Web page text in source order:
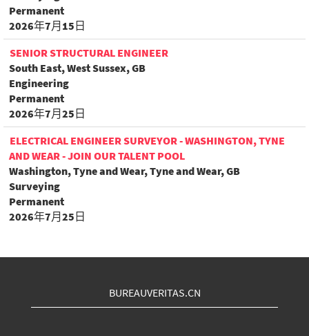
Permanent
2026年7月15日
SENIOR STRUCTURAL ENGINEER
South East, West Sussex, GB
Engineering
Permanent
2026年7月25日
ELECTRICAL ENGINEER SURVEYOR - WASHINGTON, TYNE
AND WEAR - JOIN OUR TALENT POOL
Washington, Tyne and Wear, Tyne and Wear, GB
Surveying
Permanent
2026年7月25日
BUREAUVERITAS.CN